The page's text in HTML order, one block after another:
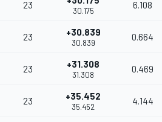
23
30.175
6.108
23 +30.839
30.839
0.664
23 +31.308
31.308
0.469
23 +35.452
35.452
4.144